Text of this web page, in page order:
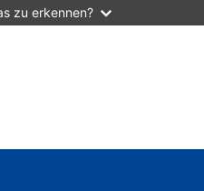
zu erkennen?